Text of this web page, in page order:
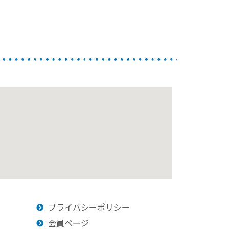
プライバシーポリシー
会員ページ